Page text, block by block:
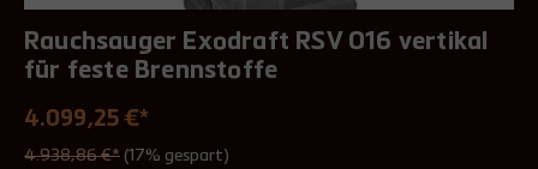
Rauchsauger Exodraft RSV 016 vertikal
für feste Brennstoffe
4.099,25 €*
4.938,86 €* (17% gespart)